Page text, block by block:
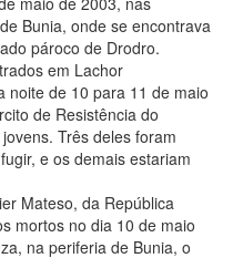
Bunia, onde se encontrava
pároco de Drodro.
em Lachor
noite de 10 para 11 de maio
de Resistência do
Três deles foram
e os demais estariam
Mateso, da República
mortos no dia 10 de maio
na periferia de Bunia, o